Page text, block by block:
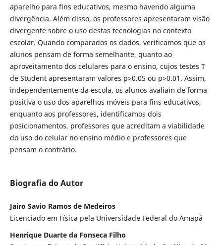
aparelho para fins educativos, mesmo havendo alguma
divergência. Além disso, os professores apresentaram visão
divergente sobre o uso destas tecnologias no contexto
escolar. Quando comparados os dados, verificamos que os
alunos pensam de forma semelhante, quanto ao
aproveitamento dos celulares para o ensino, cujos testes T
de Student apresentaram valores p>0.05 ou p>0.01. Assim,
independentemente da escola, os alunos avaliam de forma
positiva o uso dos aparelhos móveis para fins educativos,
enquanto aos professores, identificamos dois
posicionamentos, professores que acreditam a viabilidade
do uso do celular no ensino médio e professores que
pensam o contrário.
Biografia do Autor
Jairo Savio Ramos de Medeiros
Licenciado em Física pela Universidade Federal do Amapá
Henrique Duarte da Fonseca Filho